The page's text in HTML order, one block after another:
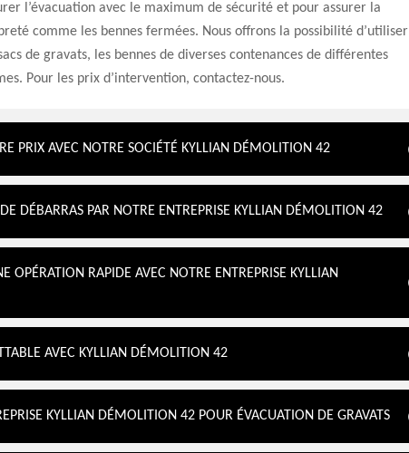
l’évacuation avec le maximum de sécurité et pour assurer la
comme les bennes fermées. Nous offrons la possibilité d’utiliser
de gravats, les bennes de diverses contenances de différentes
Pour les prix d’intervention, contactez-nous.
PRIX AVEC NOTRE SOCIÉTÉ KYLLIAN DÉMOLITION 42
DÉBARRAS PAR NOTRE ENTREPRISE KYLLIAN DÉMOLITION 42
OPÉRATION RAPIDE AVEC NOTRE ENTREPRISE KYLLIAN
AVEC KYLLIAN DÉMOLITION 42
KYLLIAN DÉMOLITION 42 POUR ÉVACUATION DE GRAVATS